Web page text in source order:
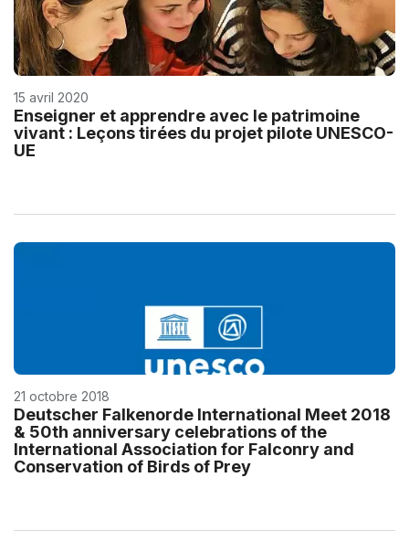
15 avril 2020
Enseigner et apprendre avec le patrimoine
vivant : Leçons tirées du projet pilote UNESCO-
UE
21 octobre 2018
Deutscher Falkenorde International Meet 2018
& 50th anniversary celebrations of the
International Association for Falconry and
Conservation of Birds of Prey